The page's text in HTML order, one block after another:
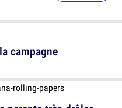
campagne